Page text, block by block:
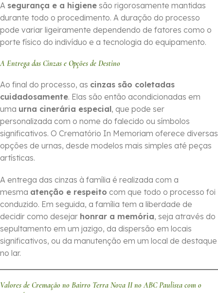
A segurança e a higiene são rigorosamente mantidas
durante todo o procedimento. A duração do processo
pode variar ligeiramente dependendo de fatores como o
porte físico do indivíduo e a tecnologia do equipamento.
A Entrega das Cinzas e Opções de Destino
Ao final do processo, as cinzas são coletadas
cuidadosamente. Elas são então acondicionadas em
uma urna cinerária especial, que pode ser
personalizada com o nome do falecido ou símbolos
significativos. O Crematório In Memoriam oferece diversas
opções de urnas, desde modelos mais simples até peças
artísticas.
A entrega das cinzas à família é realizada com a
mesma atenção e respeito com que todo o processo foi
conduzido. Em seguida, a família tem a liberdade de
decidir como desejar honrar a memória, seja através do
sepultamento em um jazigo, da dispersão em locais
significativos, ou da manutenção em um local de destaque
no lar.
Valores de Cremação no Bairro Terra Nova II no ABC Paulista com o